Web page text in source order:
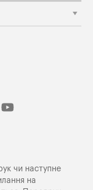
чи наступне
на